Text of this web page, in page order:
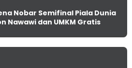
Nobar Semifinal Piala Dunia
Nawawi dan UMKM Gratis